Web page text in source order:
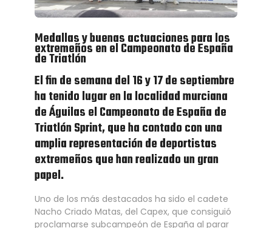
Medallas y buenas actuaciones para los
extremeños en el Campeonato de España
de Triatlón
El fin de semana del 16 y 17 de septiembre
ha tenido lugar en la localidad murciana
de Águilas el Campeonato de España de
Triatlón Sprint, que ha contado con una
amplia representación de deportistas
extremeños que han realizado un gran
papel.
Uno de los más destacados ha sido el cadete
Nacho Criado Matas, del Capex, que consiguió
proclamarse subcampeón de España al parar